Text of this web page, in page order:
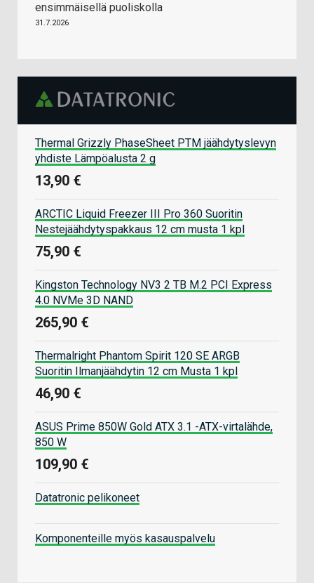
ensimmäisellä puoliskolla
31.7.2026
Thermal Grizzly PhaseSheet PTM jäähdytyslevyn
yhdiste Lämpöalusta 2 g
13,90 €
ARCTIC Liquid Freezer III Pro 360 Suoritin
Nestejäähdytyspakkaus 12 cm musta 1 kpl
75,90 €
Kingston Technology NV3 2 TB M.2 PCI Express
4.0 NVMe 3D NAND
265,90 €
Thermalright Phantom Spirit 120 SE ARGB
Suoritin Ilmanjäähdytin 12 cm Musta 1 kpl
46,90 €
ASUS Prime 850W Gold ATX 3.1 -ATX-virtalähde,
850 W
109,90 €
Datatronic pelikoneet
Komponenteille myös kasauspalvelu